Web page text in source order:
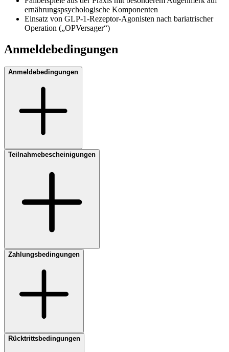
ernährungspsychologische Komponenten
Einsatz von GLP-1-Rezeptor-Agonisten nach bariatrischer
Operation („OPVersager“)
Anmeldebedingungen
Anmeldebedingungen
Teilnahmebescheinigungen
Zahlungsbedingungen
Rücktrittsbedingungen